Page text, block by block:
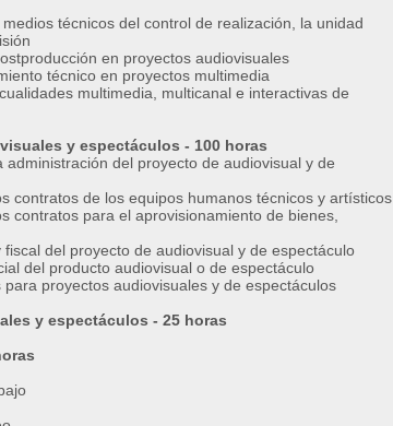
técnicos del control de realización, la unidad
en proyectos audiovisuales
técnico en proyectos multimedia
multimedia, multicanal e interactivas de
y espectáculos - 100 horas
del proyecto de audiovisual y de
contratos de los equipos humanos técnicos y artísticos
contratos para el aprovisionamiento de bienes,
del proyecto de audiovisual y de espectáculo
del producto audiovisual o de espectáculo
proyectos audiovisuales y de espectáculos
y espectáculos - 25 horas